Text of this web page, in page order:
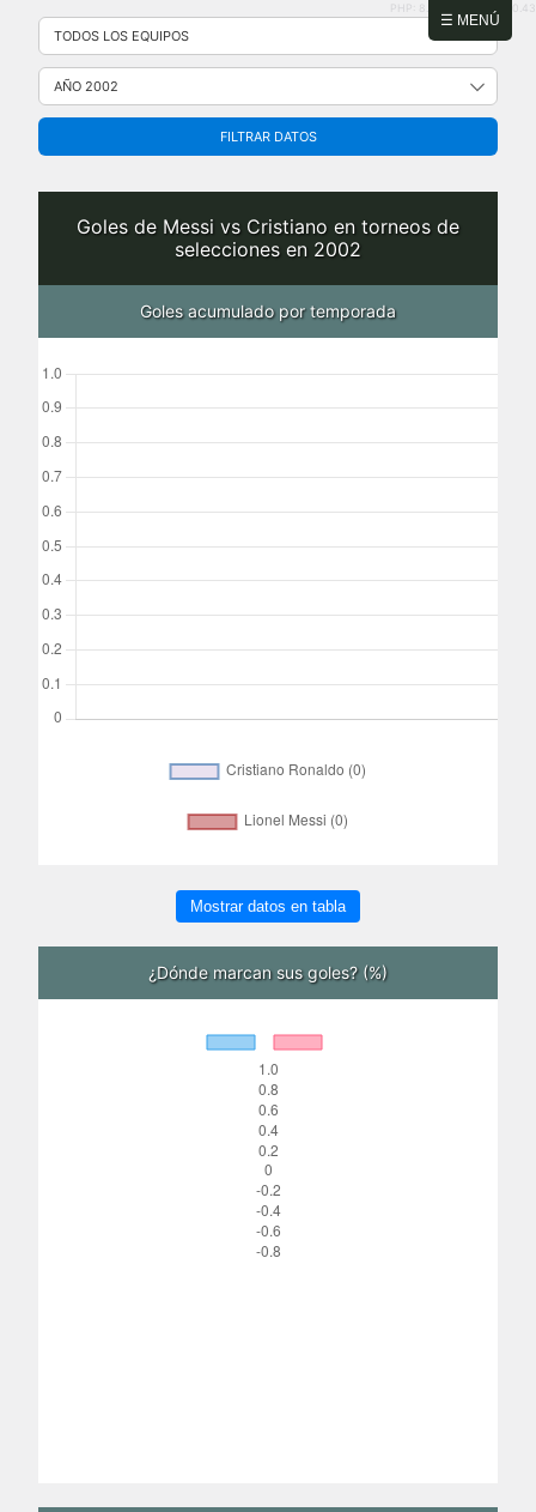
☰ MENÚ
Saltar
contenido
PHP: 8.2.31 | MySQL: 8.0.43
FILTRAR DATOS
Goles de Messi vs Cristiano en torneos de
selecciones en 2002
Goles acumulado por temporada
Mostrar datos en tabla
¿Dónde marcan sus goles? (%)